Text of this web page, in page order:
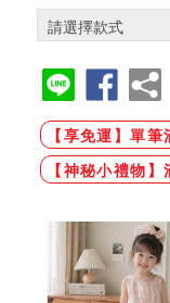
【享免運】單
【神秘小禮物